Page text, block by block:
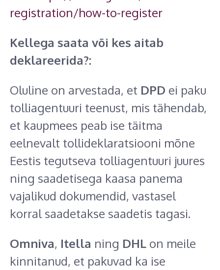
registration/how-to-register
Kellega saata või kes aitab
deklareerida?:
Oluline on arvestada, et DPD ei paku
tolliagentuuri teenust, mis tähendab,
et kaupmees peab ise täitma
eelnevalt tollideklaratsiooni mõne
Eestis tegutseva tolliagentuuri juures
ning saadetisega kaasa panema
vajalikud dokumendid, vastasel
korral saadetakse saadetis tagasi.
Omniva, Itella ning DHL on meile
kinnitanud, et pakuvad ka ise